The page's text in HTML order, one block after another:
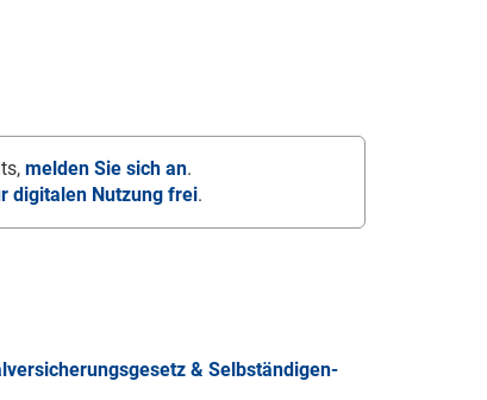
melden Sie sich an.
digitalen Nutzung frei.
& Selbständigen-